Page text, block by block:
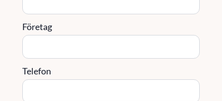
Företag
Telefon